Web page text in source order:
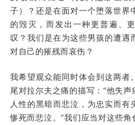
子）？还是在面对一个堕落世界
的毁灭，而发出一种更普遍、
叹？我们是在为这些男孩的遭遇
对自己的摧残而哀伤？
我希望观众能同时体会到这两者
尾对拉尔夫之痛的描写：“他失
人性的黑暗而悲泣，为忠实而有
惨死而悲泣。”我们应当对这些